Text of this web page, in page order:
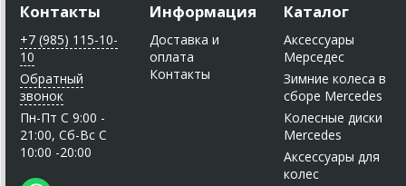
Контакты
+7 (985) 115-10-
10
Обратный
звонок
Пн-Пт C 9:00 -
21:00, Сб-Вс С
10:00 -20:00
Информация
Доставка и
оплата
Контакты
Каталог
Аксессуары
Мерседес
Зимние колеса в
сборе Mercedes
Колесные диски
Mercedes
Аксессуары для
колес